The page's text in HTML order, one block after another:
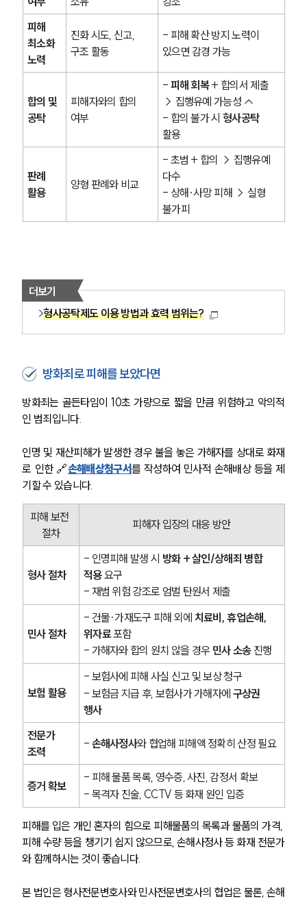
법률지식인
업무분야
형사그룹 업무
구성원 소개
형사전문변호사
법률 블로그
뉴스레터/브로슈어
대륜법률상담예약
대륜법률상담예약
피해
최소화
노력
진화 시도, 신고,
구조 활동
- 피해 확산 방지 노력이
있으면 감경 가능
합의 및
공탁
피해자와의 합의
여부
- 피해 회복 + 합의서 제출
→ 집행유예 가능성 ↑
- 합의 불가 시 형사공탁
활용
판례
활용
양형 판례와 비교
- 초범 + 합의 → 집행유예
다수
- 상해·사망 피해 → 실형
불가피
더보기
형사공탁제도 이용 방법과 효력 범위는?
방화죄로 피해를 보았다면
방화죄는 골든타임이 10초 가량으로 짧을 만큼 위험하고 악의적
인 범죄입니다.
인명 및 재산피해가 발생한 경우 불을 놓은 가해자를 상대로 화재
로 인한 🔗손해배상청구서를 작성하여 민사적 손해배상 등을 제
기할 수 있습니다.
피해 보전
절차
피해자 입장의 대응 방안
형사 절차
- 인명피해 발생 시 방화 + 살인/상해죄 병합
적용 요구
- 재범 위험 강조로 엄벌 탄원서 제출
민사 절차
- 건물·가재도구 피해 외에 치료비, 휴업손해,
위자료 포함
- 가해자와 합의 원치 않을 경우 민사 소송 진행
보험 활용
- 보험사에 피해 사실 신고 및 보상 청구
- 보험금 지급 후, 보험사가 가해자에 구상권
행사
전문가
조력
- 손해사정사와 협업해 피해액 정확히 산정 필요
증거 확보
- 피해 물품 목록, 영수증, 사진, 감정서 확보
- 목격자 진술, CCTV 등 화재 원인 입증
피해를 입은 개인 혼자의 힘으로 피해물품의 목록과 물품의 가격,
피해 수량 등을 챙기기 쉽지 않으므로, 손해사정사 등 화재 전문가
와 함께하시는 것이 좋습니다.
본 법인은 형사전문변호사와 민사전문변호사의 협업은 물론, 손해